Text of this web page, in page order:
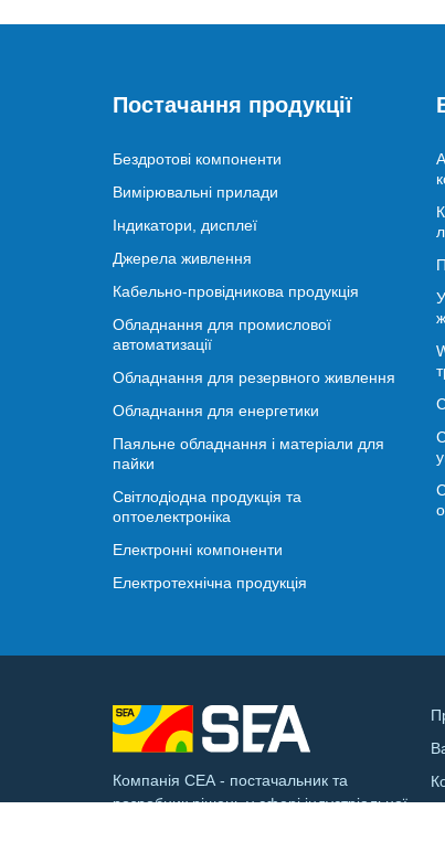
Постачання продукції
Бездротові компоненти
Вимірювальні прилади
Індикатори, дисплеї
Джерела живлення
Кабельно-провідникова продукція
Обладнання для промислової
автоматизації
Обладнання для резервного живлення
Обладнання для енергетики
Паяльне обладнання і матеріали для
пайки
Світлодіодна продукція та
оптоелектроніка
Електронні компоненти
Електротехнічна продукція
Компанія СЕА - постачальник та
розробник рішень у сфері індустріальної